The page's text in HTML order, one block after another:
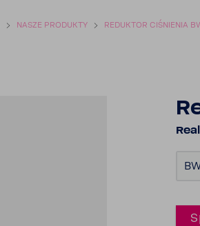
NASZE PRODUKTY REDUKTOR CIŚNIENIA